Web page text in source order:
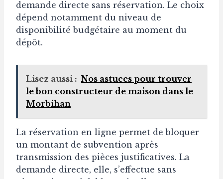
demande directe sans réservation. Le choix
dépend notamment du niveau de
disponibilité budgétaire au moment du
dépôt.
Lisez aussi : Nos astuces pour trouver
le bon constructeur de maison dans le
Morbihan
La réservation en ligne permet de bloquer
un montant de subvention après
transmission des pièces justificatives. La
demande directe, elle, s’effectue sans